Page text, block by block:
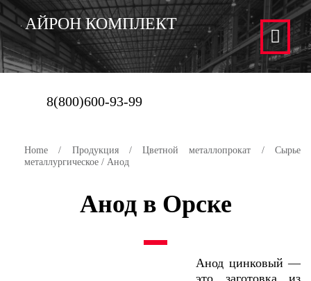
АЙРОН КОМПЛЕКТ
8(800)600-93-99
Home / Продукция/Цветной металлопрокат /Сырье
металлургическое / Анод
Анод в Орске
Анод цинковый —
это заготовка из